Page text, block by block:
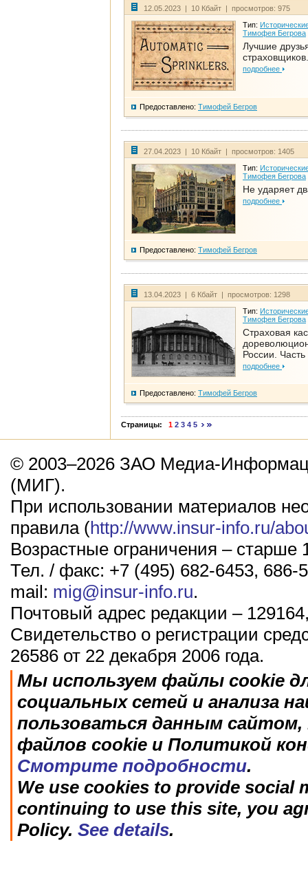
12.05.2023 | 10 Кбайт | просмотров: 975
Тип:
Тимофея Бегрова
Лучшие
подробнее
Предоставлено: Тимофей Бегров
27.04.2023 | 10 Кбайт | просмотров: 1405
Тип:
Тимофея Бегрова
Не ударяет
подробнее
Предоставлено: Тимофей Бегров
13.04.2023 | 6 Кбайт | просмотров: 1298
Тип:
Тимофея Бегрова
Страховая
России. Часть
подробнее
Предоставлено: Тимофей Бегров
Страницы: 1 2 3 4 5
© 2003–2026 ЗАО Медиа-
(МИГ).
При использовании материалов
правила (http://www.insur-info.ru/
Возрастные ограничения – старше
Тел. / факс: +7 (495) 682-6453, 686-
mail: mig@insur-info.ru.
Почтовый адрес редакции –
Свидетельство о регистрации
26586 от 22 декабря 2006 года.
Мы используем файлы cookie
социальных сетей и анализа
пользоваться данным
файлов cookie и Политикой
Смотрите подробности.
We use cookies to provide social
continuing to use this site, you
Policy. See details.